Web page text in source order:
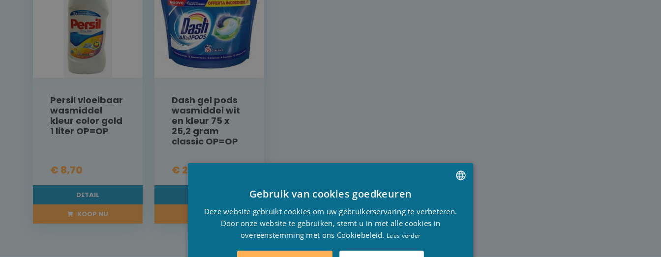
Persil vloeibaar
wasmiddel
kleur color gold
1 liter OP=OP
€ 8,70
DETAIL
KOOP NU
Dash gel pods
wasmiddel wit
en kleur 75 x
25,2 gram
classic OP=OP
€ 25,00
KOOP NU
Gebruik van cookies goedkeuren
Deze website gebruikt cookies om uw gebruikerservaring te verbeteren.
Door onze website te gebruiken, stemt u in met alle cookies in
overeenstemming met ons Cookiebeleid. Lees verder